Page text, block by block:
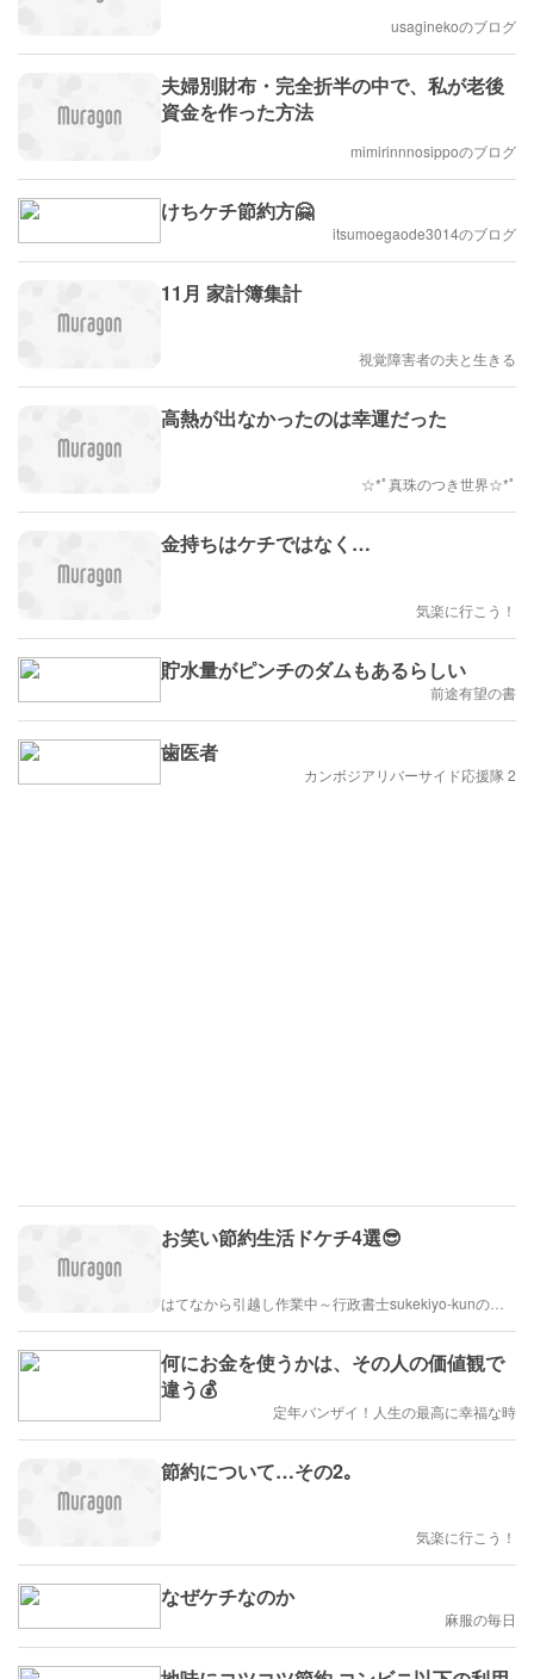
usaginekoのブログ
夫婦別財布・完全折半の中で、私が老後
資金を作った方法
mimirinnnosippoのブログ
けちケチ節約方🤗
itsumoegaode3014のブログ
11月 家計簿集計
視覚障害者の夫と生きる
高熱が出なかったのは幸運だった
☆*ﾟ真珠のつき世界☆*ﾟ
金持ちはケチではなく…
気楽に行こう！
貯水量がピンチのダムもあるらしい
前途有望の書
歯医者
カンボジアリバーサイド応援隊 2
お笑い節約生活ドケチ4選😎
何にお金を使うかは、その人の価値観で
違う💰
定年バンザイ！人生の最高に幸福な時
節約について…その2｡
気楽に行こう！
なぜケチなのか
麻服の毎日